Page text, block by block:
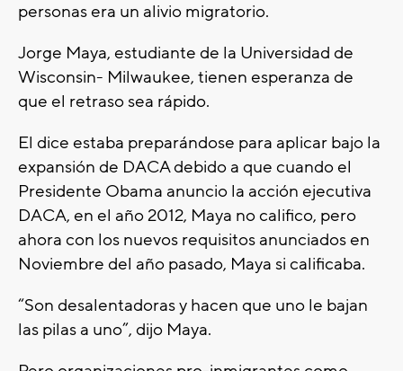
personas era un alivio migratorio.
Jorge Maya, estudiante de la Universidad de
Wisconsin- Milwaukee, tienen esperanza de
que el retraso sea rápido.
El dice estaba preparándose para aplicar bajo la
expansión de DACA debido a que cuando el
Presidente Obama anuncio la acción ejecutiva
DACA, en el año 2012, Maya no califico, pero
ahora con los nuevos requisitos anunciados en
Noviembre del año pasado, Maya si calificaba.
“Son desalentadoras y hacen que uno le bajan
las pilas a uno”, dijo Maya.